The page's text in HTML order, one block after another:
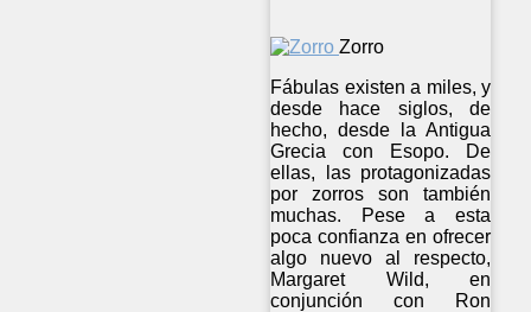
Zorro
Fábulas existen a miles, y
desde hace siglos, de
hecho, desde la Antigua
Grecia con Esopo. De
ellas, las protagonizadas
por zorros son también
muchas. Pese a esta
poca confianza en ofrecer
algo nuevo al respecto,
Margaret Wild, en
conjunción con Ron